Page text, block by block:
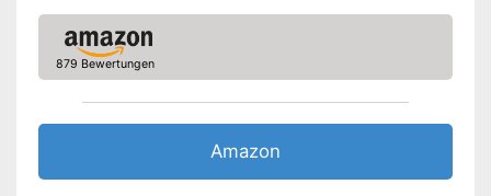
879 Bewertungen
Amazon